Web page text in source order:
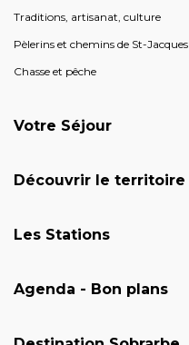
Traditions, artisanat, culture
Pèlerins et chemins de St-Jacques
Chasse et pêche
Votre Séjour
Découvrir le territoire
Les Stations
Agenda - Bon plans